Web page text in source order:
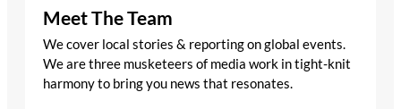
Meet The Team
We cover local stories & reporting on global events.
We are three musketeers of media work in tight-knit
harmony to bring you news that resonates.